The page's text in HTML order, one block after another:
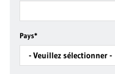
Pays*
- Veuillez sélectionner -